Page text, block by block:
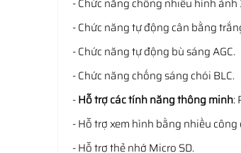
- Chức năng chống nhiễu hình ảnh
- Chức năng tự động cân bằng
- Chức năng tự động bù sáng AGC.
- Chức năng chống sáng chói BLC.
-Hỗ trợ các tính năng thông minh:
- Hỗ trợ xem hình bằng nhiều công
- Hỗ trợ thẻ nhớ Micro SD.